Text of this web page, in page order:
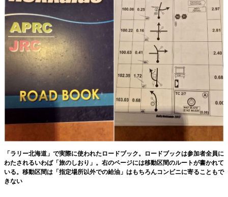
「ラリー北海道」で実際に使われたロードブック。ロードブックは参加者全員に
わたされるいわば「旅のしおり」。右のページには移動区間のルートが書かれて
いる。移動区間は「指定場所以外での給油」はもちろんコンビニに寄ることもで
きない